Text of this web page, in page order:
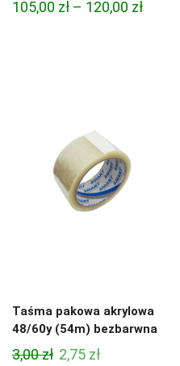
105,00 zł – 120,00 złZakres
Taśma pakowa akrylowa
48/60y (54m) bezbarwna
3,00zł Pierwotna
2,75 złAktualna